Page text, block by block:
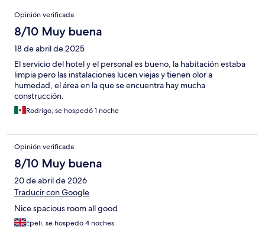
Opiniones
Opinión verificada
8/10 Muy buena
18 de abril de 2025
El servicio del hotel y el personal es bueno, la habitación estaba
limpia pero las instalaciones lucen viejas y tienen olor a
humedad, el área en la que se encuentra hay mucha
construcción.
Rodrigo, se hospedó 1 noche
Opinión verificada
8/10 Muy buena
20 de abril de 2026
Traducir con Google
Nice spacious room all good
Epeli, se hospedó 4 noches